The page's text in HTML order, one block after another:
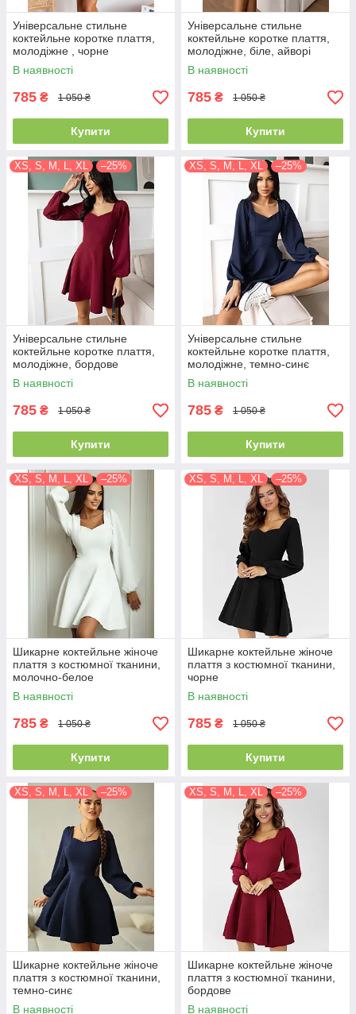
Універсальне стильне
коктейльне коротке плаття,
молодіжне , чорне
В наявності
785 ₴ 1 050 ₴
Купити
Універсальне стильне
коктейльне коротке плаття,
молодіжне, біле, айворі
В наявності
785 ₴ 1 050 ₴
Купити
XS, S, M, L, XL –25%
Універсальне стильне
коктейльне коротке плаття,
молодіжне, бордове
В наявності
785 ₴ 1 050 ₴
Купити
XS, S, M, L, XL –25%
Універсальне стильне
коктейльне коротке плаття,
молодіжне, темно-синє
В наявності
785 ₴ 1 050 ₴
Купити
XS, S, M, L, XL –25%
Шикарне коктейльне жіноче
плаття з костюмної тканини,
молочно-белое
В наявності
785 ₴ 1 050 ₴
Купити
XS, S, M, L, XL –25%
Шикарне коктейльне жіноче
плаття з костюмної тканини,
чорне
В наявності
785 ₴ 1 050 ₴
Купити
XS, S, M, L, XL –25%
Шикарне коктейльне жіноче
плаття з костюмної тканини,
темно-синє
В наявності
XS, S, M, L, XL –25%
Шикарне коктейльне жіноче
плаття з костюмної тканини,
бордове
В наявності